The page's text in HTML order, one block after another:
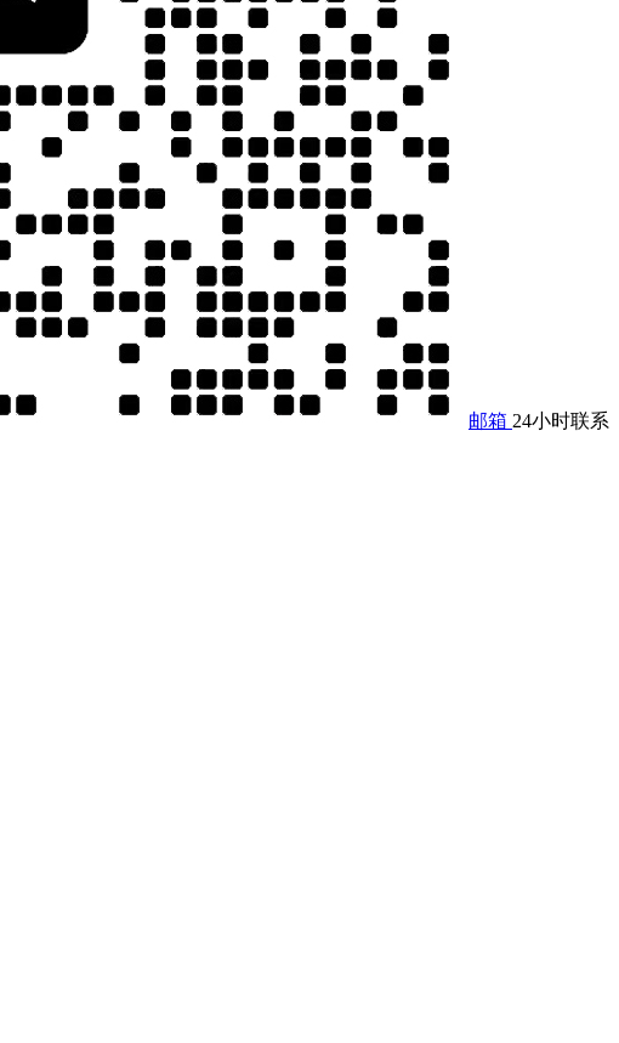
邮箱 24小时联系